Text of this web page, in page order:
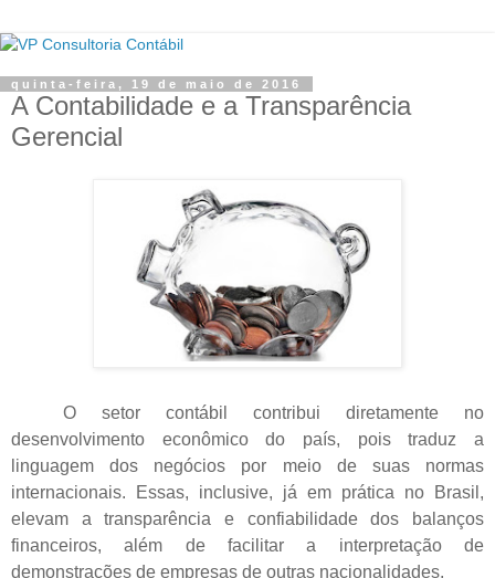
quinta-feira, 19 de maio de 2016
A Contabilidade e a Transparência
Gerencial
O setor contábil contribui diretamente no
desenvolvimento econômico do país, pois traduz a
linguagem dos negócios por meio de suas normas
internacionais. Essas, inclusive, já em prática no Brasil,
elevam a transparência e confiabilidade dos balanços
financeiros, além de facilitar a interpretação de
demonstrações de empresas de outras nacionalidades.